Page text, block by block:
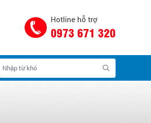
Hotline hỗ trợ
0973 671 320